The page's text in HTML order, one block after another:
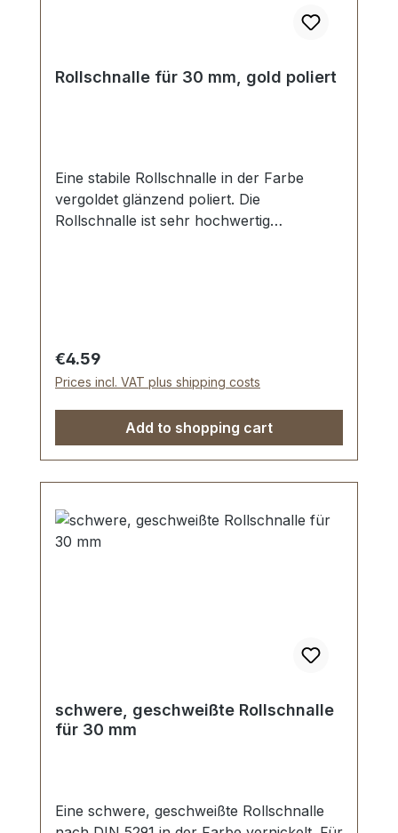
Rollschnalle für 30 mm, gold poliert
Eine stabile Rollschnalle in der Farbe
vergoldet glänzend poliert. Die
Rollschnalle ist sehr hochwertig
Dorn. Durchlassweite: 30 mm,
Drahtstärke: 3,8 mm. Lieferumfang: 1
Stück Rollschnalle
Regular price:
€4.59
Prices incl. VAT plus shipping costs
Add to shopping cart
schwere, geschweißte Rollschnalle
für 30 mm
Eine schwere, geschweißte Rollschnalle